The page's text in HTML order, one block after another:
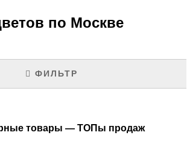
по Москве
ФИЛЬТР
товары — ТОПы продаж